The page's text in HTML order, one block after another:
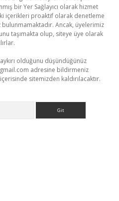
bir Yer Sağlayıcı olarak hizmet
içerikleri proaktif olarak denetleme
Ancak, üyelerimiz
taşımakta olup, siteye üye olarak
olduğunu düşündüğünüz
adresine bildirmeniz
sitemizden kaldırılacaktır.